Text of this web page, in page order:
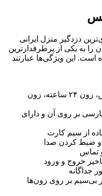
دزدگیر منزل ایرانی
را به یکی از پرطرفدارترین
است. این ویژگی‌ها عبارتند
مجهز به زون تاخیری، زون آتش، زون ۲۴ ساعته، زون
بر روی آن و دارای
از سیم کارت
و ضبط کردن صدا
تماس
خروج و ورود
جداگانه
بی‌سیم بر روی زون‌ها